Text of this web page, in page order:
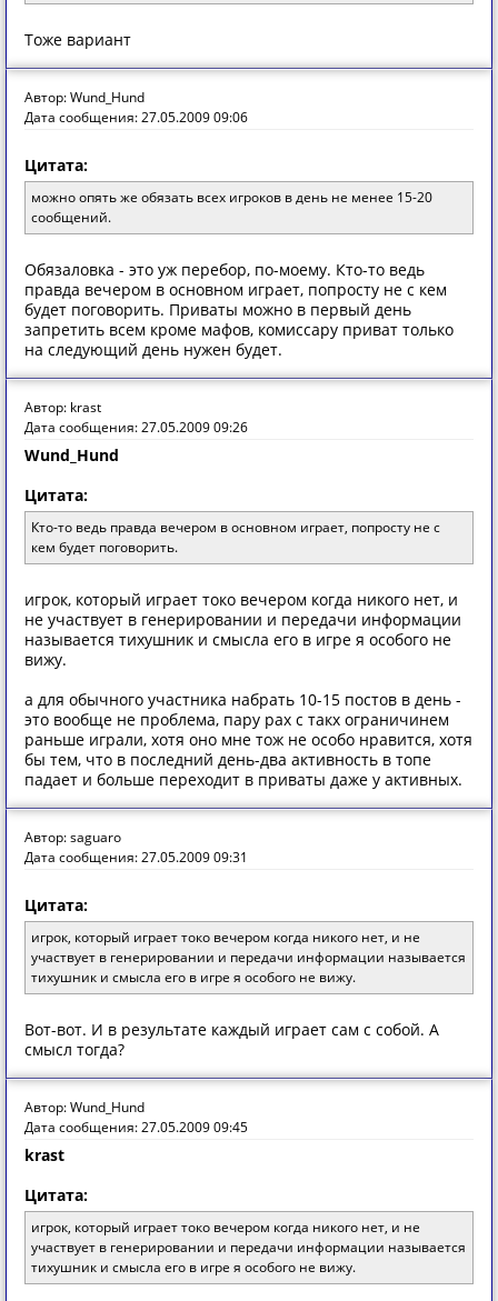
Тоже вариант
Автор: Wund_Hund
Дата сообщения: 27.05.2009 09:06
Цитата:
можно опять же обязать всех игроков в день не менее 15-20
сообщений.
Обязаловка - это уж перебор, по-моему. Кто-то ведь
правда вечером в основном играет, попросту не с кем
будет поговорить. Приваты можно в первый день
запретить всем кроме мафов, комиссару приват только
на следующий день нужен будет.
Автор: krast
Дата сообщения: 27.05.2009 09:26
Wund_Hund
Цитата:
Кто-то ведь правда вечером в основном играет, попросту не с
кем будет поговорить.
игрок, который играет токо вечером когда никого нет, и
не участвует в генерировании и передачи информации
называется тихушник и смысла его в игре я особого не
вижу.
а для обычного участника набрать 10-15 постов в день -
это вообще не проблема, пару рах с такх ограничинем
раньше играли, хотя оно мне тож не особо нравится, хотя
бы тем, что в последний день-два активность в топе
падает и больше переходит в приваты даже у активных.
Автор: saguaro
Дата сообщения: 27.05.2009 09:31
Цитата:
игрок, который играет токо вечером когда никого нет, и не
участвует в генерировании и передачи информации называется
тихушник и смысла его в игре я особого не вижу.
Вот-вот. И в результате каждый играет сам с собой. А
смысл тогда?
Автор: Wund_Hund
Дата сообщения: 27.05.2009 09:45
krast
Цитата:
игрок, который играет токо вечером когда никого нет, и не
участвует в генерировании и передачи информации называется
тихушник и смысла его в игре я особого не вижу.